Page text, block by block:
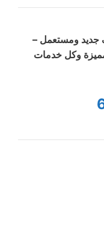
جديد ومستعمل –
وكل خدمات